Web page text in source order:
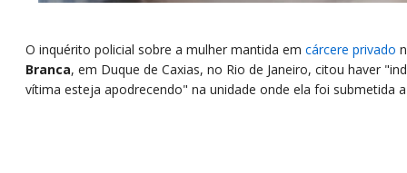
O inquérito policial sobre a mulher mantida em cárcere privado
Branca, em Duque de Caxias, no Rio de Janeiro, citou haver
vítima esteja apodrecendo" na unidade onde ela foi submetida